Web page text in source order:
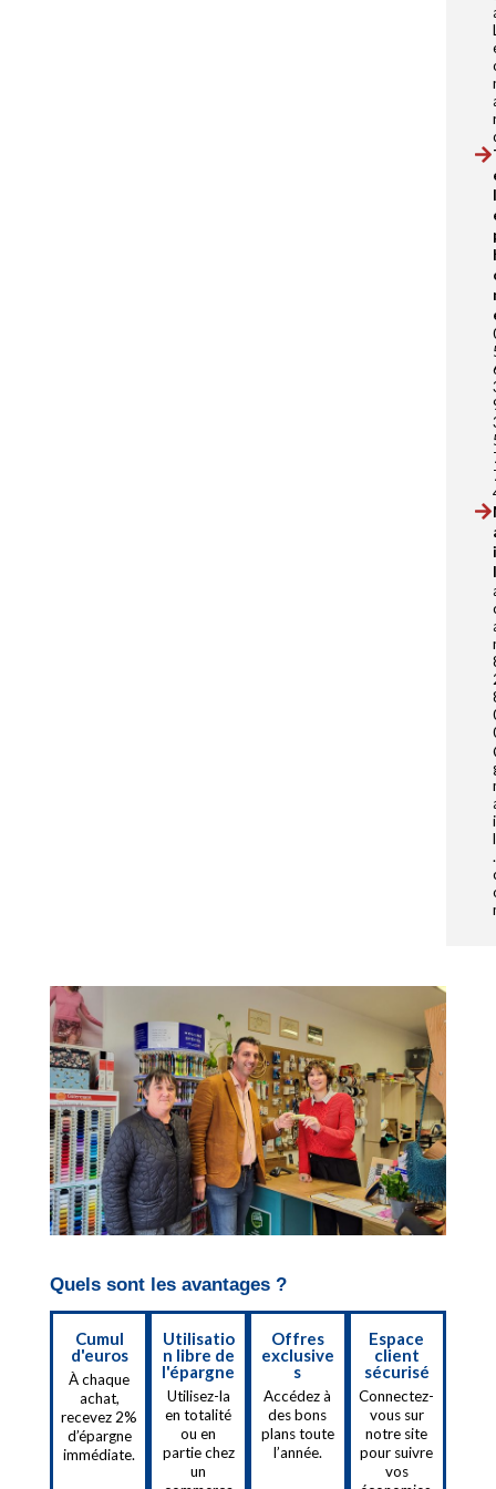
i
l
.
Quels sont les avantages ?
Cumul
d'euros
À chaque
achat,
recevez 2%
d’épargne
immédiate.
Utilisatio
n libre de
l'épargne
Utilisez-la
en totalité
ou en
partie chez
un
Offres
exclusive
s
Accédez à
des bons
plans toute
l’année.
Espace
client
sécurisé
Connectez-
vous sur
notre site
pour suivre
vos